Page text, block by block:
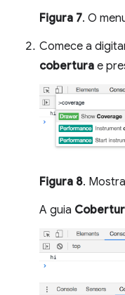
Figura 7. O
Comece a
cobertura e
Figura 8.
A guia